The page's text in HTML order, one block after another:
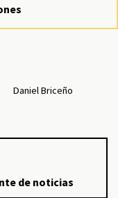
Daniel Briceño
de noticias